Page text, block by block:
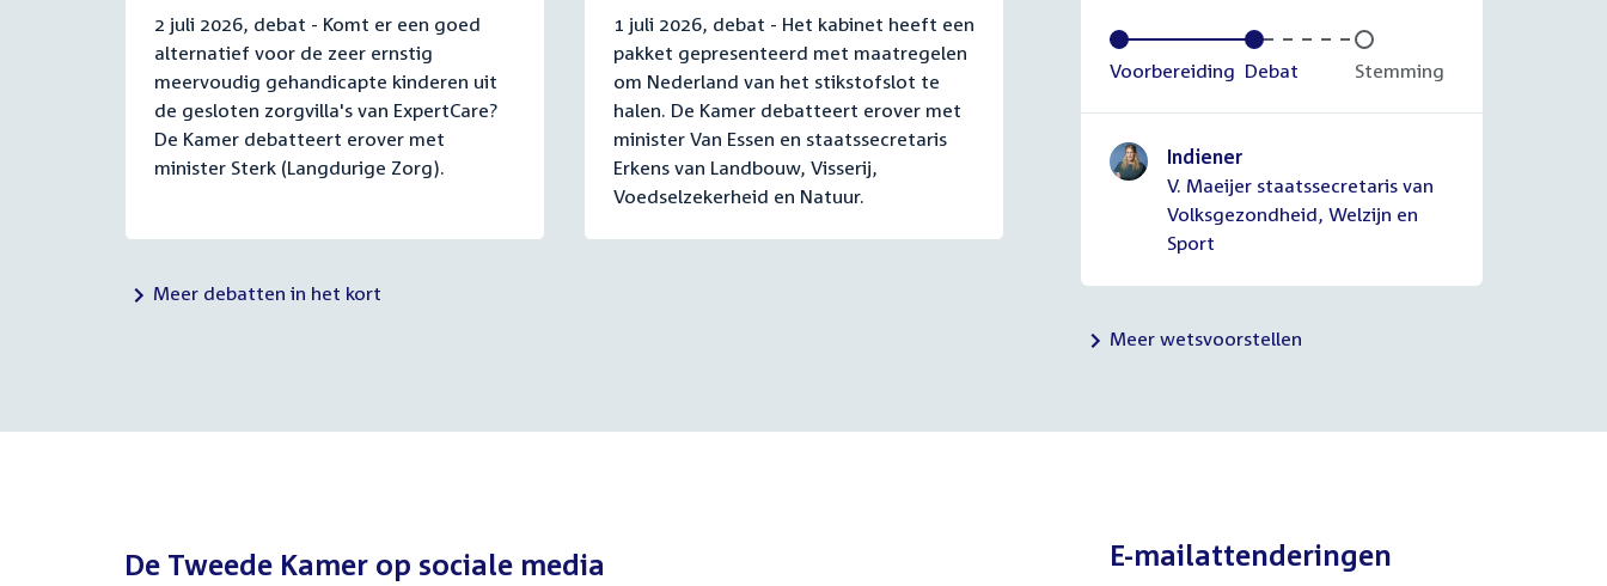
2 juli 2026, debat - Komt er een goed
alternatief voor de zeer ernstig
meervoudig gehandicapte kinderen uit
de gesloten zorgvilla's van ExpertCare?
De Kamer debatteert erover met
minister Sterk (Langdurige Zorg).
1 juli 2026, debat - Het kabinet heeft een
pakket gepresenteerd met maatregelen
om Nederland van het stikstofslot te
halen. De Kamer debatteert erover met
minister Van Essen en staatssecretaris
Erkens van Landbouw, Visserij,
Voedselzekerheid en Natuur.
Meer debatten in het kort
Voltooid:
Voorbereiding Voltooid:
Debat Onvoltooid:
Stemming
Indiener
V. Maeijer staatssecretaris van
Volksgezondheid, Welzijn en
Sport
Meer wetsvoorstellen
De Tweede Kamer op sociale media E-mailattenderingen